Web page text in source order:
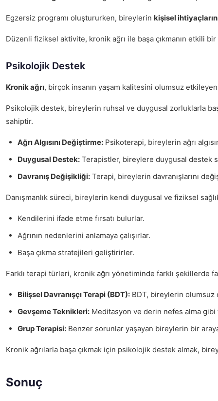
Egzersiz programı oluştururken, bireylerin kişisel
Düzenli fiziksel aktivite, kronik ağrı ile başa çıkmanın etkili
Psikolojik Destek
Kronik ağrı, birçok insanın yaşam kalitesini olumsuz
Psikolojik destek, bireylerin ruhsal ve duygusal zorluklarla
sahiptir.
Ağrı Algısını Değiştirme: Psikoterapi, bireylerin ağrı
Duygusal Destek: Terapistler, bireylere duygusal destek
Davranış Değişikliği: Terapi, bireylerin davranışlarını
Danışmanlık süreci, bireylerin kendi duygusal ve fiziksel
Kendilerini ifade etme fırsatı bulurlar.
Ağrının nedenlerini anlamaya çalışırlar.
Başa çıkma stratejileri geliştirirler.
Farklı terapi türleri, kronik ağrı yönetiminde farklı şekillerde
Bilişsel Davranışçı Terapi (BDT): BDT, bireylerin olumsuz
Gevşeme Teknikleri: Meditasyon ve derin nefes alma
Grup Terapisi: Benzer sorunlar yaşayan bireylerin bir
Kronik ağrılarla başa çıkmak için psikolojik destek almak,
Sonuç